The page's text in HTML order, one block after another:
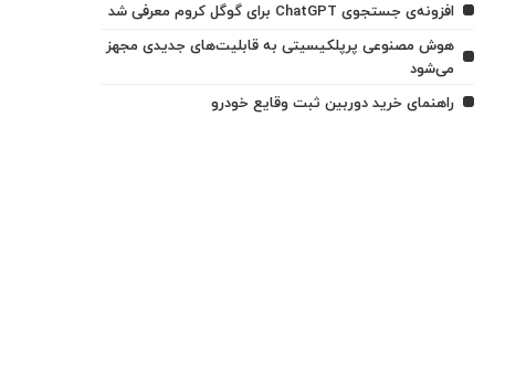
افزونه‌ی جستجوی ChatGPT برای گوگل کروم معرفی شد
هوش مصنوعی پرپلکیسیتی به قابلیت‌های جدیدی مجهز
می‌شود
راهنمای خرید دوربین ثبت وقایع خودرو